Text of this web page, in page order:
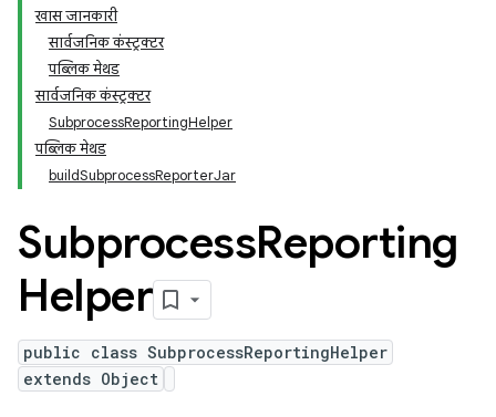
खास जानकारी
सार्वजनिक कंस्ट्रक्टर
पब्लिक मेथड
सार्वजनिक कंस्ट्रक्टर
SubprocessReportingHelper
पब्लिक मेथड
buildSubprocessReporterJar
SubprocessReporting
Helper
public class SubprocessReportingHelper
extends Object